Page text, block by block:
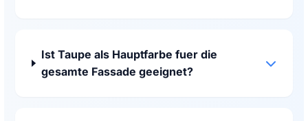
Ist Taupe als Hauptfarbe fuer die
gesamte Fassade geeignet?